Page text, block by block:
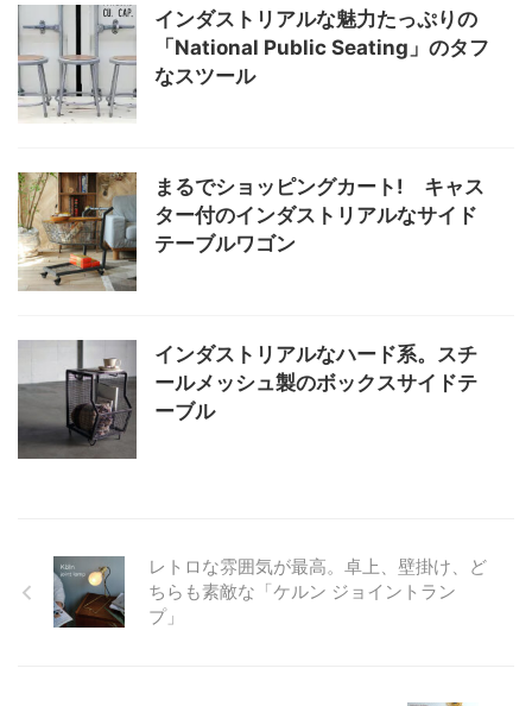
インダストリアルな魅力たっぷりの
「National Public Seating」のタフ
なスツール
まるでショッピングカート! キャス
ター付のインダストリアルなサイド
テーブルワゴン
インダストリアルなハード系。スチ
ールメッシュ製のボックスサイドテ
ーブル
レトロな雰囲気が最高。卓上、壁掛け、ど
ちらも素敵な「ケルン ジョイントラン
プ」